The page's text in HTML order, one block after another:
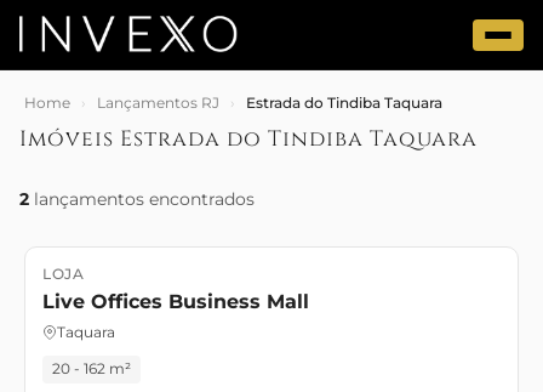
Home › Lançamentos RJ › Estrada do Tindiba Taquara
Imóveis Estrada do Tindiba Taquara
2 lançamentos encontrados
Lançamento
LOJA
Live Offices Business Mall
Taquara
20 - 162 m²